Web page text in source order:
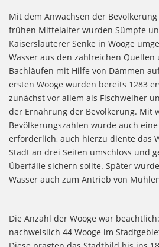
Mit dem Anwachsen der
frühen Mittelalter wurden Sümpfe
Kaiserslauterer Senke in Wooge
Wasser aus den zahlreichen
Bachläufen mit Hilfe von Dämmen
ersten Wooge wurden bereits 1283
zunächst vor allem als Fischweiher
der Ernährung der Bevölkerung. Mit
Bevölkerungszahlen wurde auch
erforderlich, auch hierzu diente das
Stadt an drei Seiten umschloss und
Überfälle sichern sollte. Später
Wasser auch zum Antrieb von
Die Anzahl der Wooge war
nachweislich 44 Wooge im